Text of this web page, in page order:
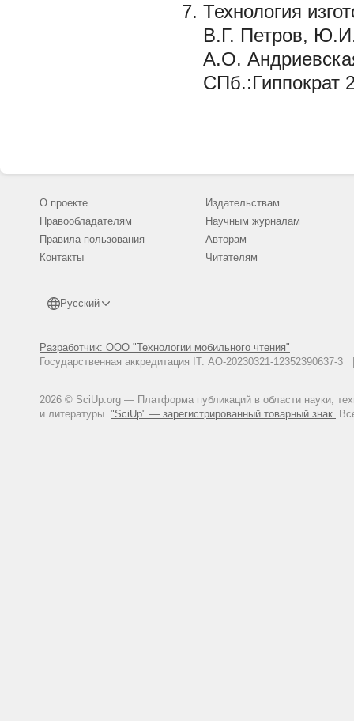
Технология
В.Г. Петров,
А.О.
СПб.:Гиппократ
О проекте
Правообладателям
Правила пользования
Контакты
Русский
Разработчик: ООО "Технологии мобильного чтения"
Государственная аккредитация IT: АО-20230321-
2026 © SciUp.org — Платформа публикаций в области науки,
и литературы. "SciUp" — зарегистрированный товарный знак.
Издательствам
Научным журналам
Авторам
Читателям